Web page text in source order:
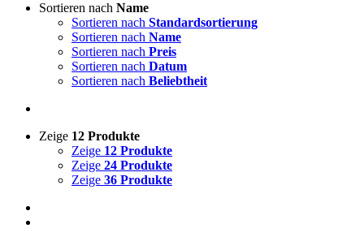
Sortieren nach Name
Sortieren nach Standardsortierung
Sortieren nach Name
Sortieren nach Preis
Sortieren nach Datum
Sortieren nach Beliebtheit
Zeige 12 Produkte
Zeige 12 Produkte
Zeige 24 Produkte
Zeige 36 Produkte